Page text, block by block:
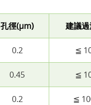
孔徑(µm) 建議
0.2 ≦
0.45 ≦
0.2 ≦